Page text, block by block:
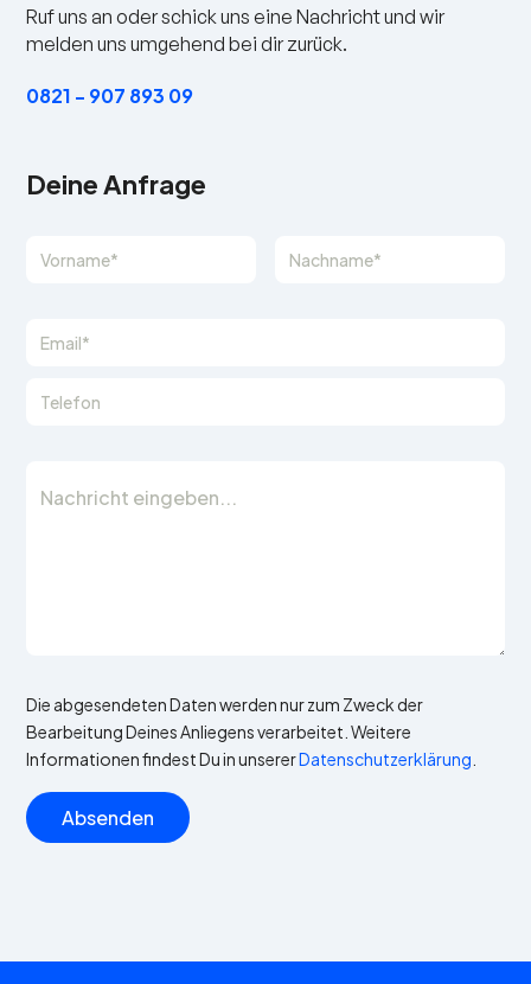
Ruf uns an oder schick uns eine Nachricht und wir
melden uns umgehend bei dir zurück.
0821 - 907 893 09
Deine Anfrage
Die abgesendeten Daten werden nur zum Zweck der
Bearbeitung Deines Anliegens verarbeitet. Weitere
Informationen findest Du in unsererDatenschutzerklärung